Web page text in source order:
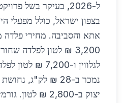
ל-2026, בעיקר בשל
בצפון ישראל, כולל מפעלי
אתא והסביבה. מחירי פלדה
לגלווין ו-7,200
יצוק ב-2,800 ₪